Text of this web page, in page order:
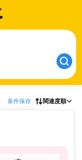
条件保存 関連度順